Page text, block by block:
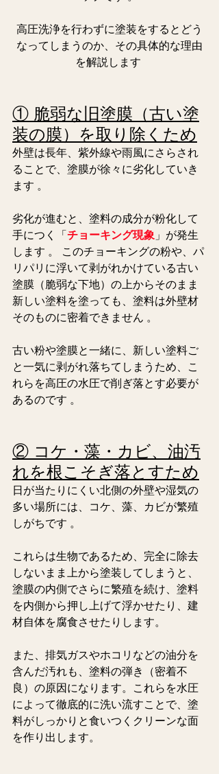
高圧洗浄を行わずに塗装をするとどう
なってしまうのか、その具体的な理由
を解説します
① 脆弱な旧塗膜（古い塗
装の膜）を取り除くため
外壁は長年、紫外線や雨風にさらされ
ることで、塗膜が徐々に劣化していき
ます 。
劣化が進むと、塗料の成分が粉化して
手につく「チョーキング現象 」が発生
します 。 このチョーキングの粉や、パ
リパリに浮いて剥がれかけている古い
塗膜（脆弱な下地）の上からそのまま
新しい塗料を塗っても、塗料は外壁材
そのものに密着できません 。
古い粉や塗膜と一緒に、新しい塗料ご
と一気に剥がれ落ちてしまうため、こ
れらを高圧の水圧で削ぎ落とす必要が
あるのです 。
② コケ・藻・カビ、油汚
れを根こそぎ落とすため
日が当たりにくい北側の外壁や湿気の
多い場所には、コケ、藻、カビが繁殖
しがちです 。
これらは生物であるため、完全に除去
しないまま上から塗装してしまうと、
塗膜の内側でさらに繁殖を続け、塗料
を内側から押し上げて浮かせたり、建
材自体を腐食させたりします。
また、排気ガスやホコリなどの油分を
含んだ汚れも、塗料の弾き（密着不
良）の原因になります。これらを水圧
によって徹底的に洗い流すことで、塗
料がしっかりと食いつくクリーンな面
を作り出します。